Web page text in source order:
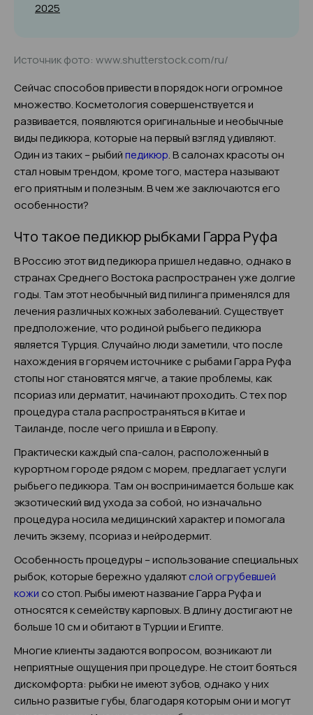
2025
Источник фото: www.shutterstock.com/ru/
Сейчас способов привести в порядок ноги огромное
множество. Косметология совершенствуется и
развивается, появляются оригинальные и необычные
виды педикюра, которые на первый взгляд удивляют.
Один из таких – рыбийпедикюр. В салонах красоты он
стал новым трендом, кроме того, мастера называют
его приятным и полезным. В чем же заключаются его
особенности?
Что такое педикюр рыбками Гарра Руфа
В Россию этот вид педикюра пришел недавно, однако в
странах Среднего Востока распространен уже долгие
годы. Там этот необычный вид пилинга применялся для
лечения различных кожных заболеваний. Существует
предположение, что родиной рыбьего педикюра
является Турция. Случайно люди заметили, что после
нахождения в горячем источнике с рыбами Гарра Руфа
стопы ног становятся мягче, а такие проблемы, как
псориаз или дерматит, начинают проходить. С тех пор
процедура стала распространяться в Китае и
Таиланде, после чего пришла и в Европу.
Практически каждый спа-салон, расположенный в
курортном городе рядом с морем, предлагает услуги
рыбьего педикюра. Там он воспринимается больше как
экзотический вид ухода за собой, но изначально
процедура носила медицинский характер и помогала
лечить экзему, псориаз и нейродермит.
Особенность процедуры – использование специальных
рыбок, которые бережно удаляютслой огрубевшей
кожи со стоп. Рыбы имеют название Гарра Руфа и
относятся к семейству карповых. В длину достигают не
больше 10 см и обитают в Турции и Египте.
Многие клиенты задаются вопросом, возникают ли
неприятные ощущения при процедуре. Не стоит бояться
дискомфорта: рыбки не имеют зубов, однако у них
сильно развитые губы, благодаря которым они и могут